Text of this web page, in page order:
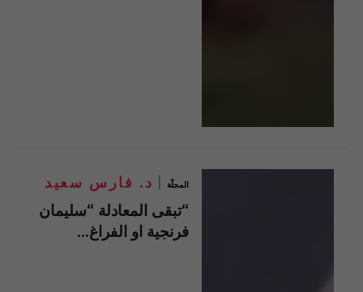
المجلّة د. فارس سعيد
“تبقى المعادلة “سليمان
فرنجية او الفراغ…